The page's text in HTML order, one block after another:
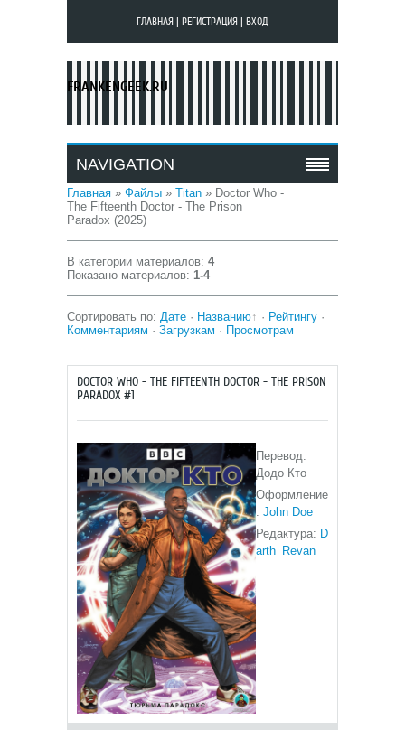
ГЛАВНАЯ РЕГИСТРАЦИЯ ВХОД
FRANKENGEEK.RU
NAVIGATION
Главная » Файлы » Titan » Doctor Who -
The Fifteenth Doctor - The Prison
Paradox (2025)
В категории материалов: 4
Показано материалов: 1-4
Сортировать по: Дате · Названию · Рейтингу ·
Комментариям · Загрузкам · Просмотрам
DOCTOR WHO - THE FIFTEENTH DOCTOR - THE PRISON
PARADOX #1
Перевод:
Додо Кто
Оформление
: John Doe
Редактура: D
arth_Revan